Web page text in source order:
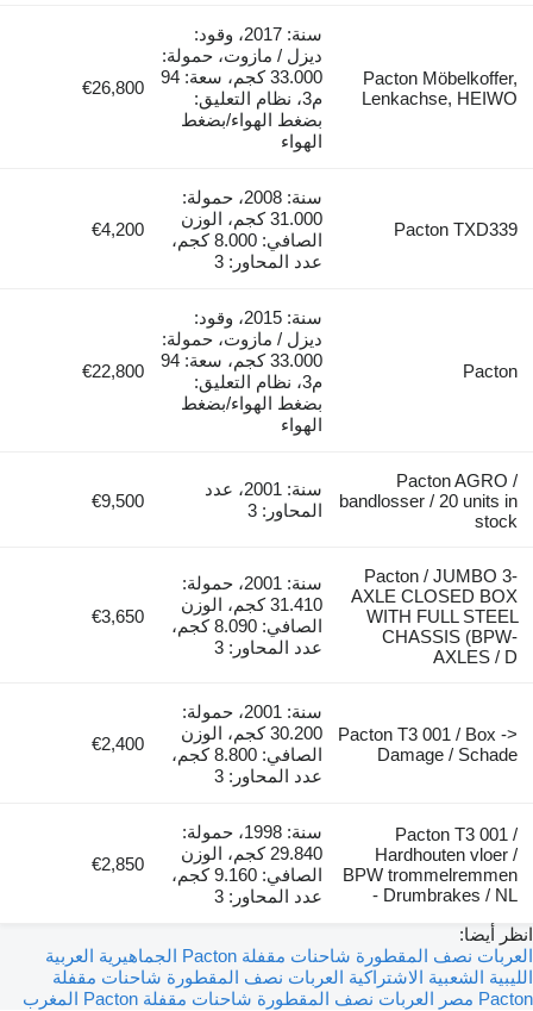
Pacton
سنة: 2017، وقود:
ديزل / مازوت، حمولة:
33.000 كجم، سعة: 94
م3، نظام التعليق:
بضغط الهواء/بضغط
€26,800
سنة: 2008، حمولة:
31.000 كجم، الوزن
الصافي: 8.000 كجم،
عدد المحاور: 3
€4,200
سنة: 2015، وقود:
ديزل / مازوت، حمولة:
33.000 كجم، سعة: 94
م3، نظام التعليق:
بضغط الهواء/بضغط
€22,800
bandlosser /
سنة: 2001، عدد
المحاور: 3
€9,500
Pacton /
AXLE
WITH
سنة: 2001، حمولة:
31.410 كجم، الوزن
الصافي: 8.090 كجم،
عدد المحاور: 3
€3,650
Pacton T3
Damage
سنة: 2001، حمولة:
30.200 كجم، الوزن
الصافي: 8.800 كجم،
عدد المحاور: 3
€2,400
BPW
-
سنة: 1998، حمولة:
29.840 كجم، الوزن
الصافي: 9.160 كجم،
عدد المحاور: 3
€2,850
العربات نصف المقطورة شاحنات مقفلة Pacton الجماهيرية العربية
الاشتراكية العربات نصف المقطورة شاحنات مقفلة
العربات نصف المقطورة شاحنات مقفلة Pacton المغرب